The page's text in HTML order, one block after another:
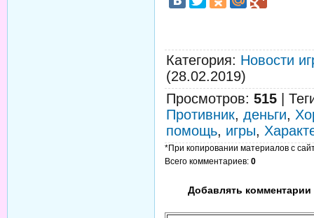
Категория: Новости
(28.02.2019)
Просмотров: 515
Противник, деньги,
помощь, игры,
*При копировании материалов с
Всего комментариев: 0
Добавлять комментарии